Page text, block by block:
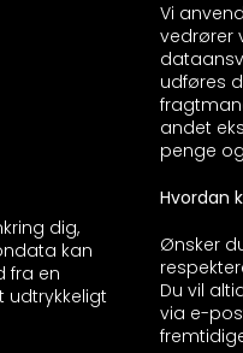
dig,
kan
fra en
udtrykkeligt
Vi
vedrører
udføres
andet
penge
Hvordan
Ønsker
Du vil
via e-